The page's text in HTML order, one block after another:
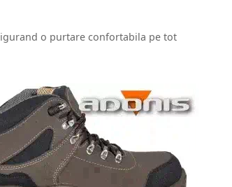
o purtare confortabila pe tot